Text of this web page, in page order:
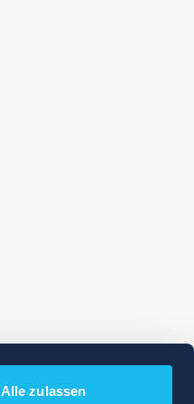
Alle zulassen